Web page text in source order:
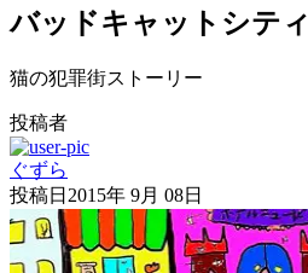
バッドキャットシティ
猫の犯罪街ストーリー
投稿者
ぐずら
投稿日 2015年 9月 08日